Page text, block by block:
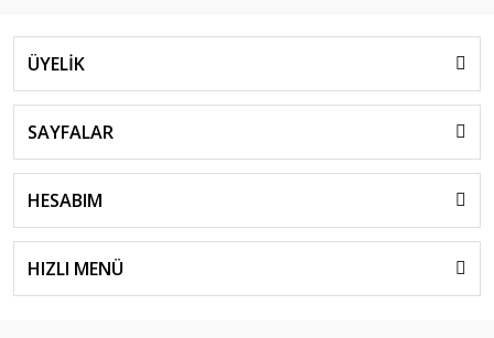
ÜYELİK
SAYFALAR
HESABIM
HIZLI MENÜ